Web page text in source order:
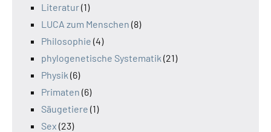
Literatur(1)
LUCA zum Menschen (8)
Philosophie (4)
phylogenetische Systematik (21)
Physik (6)
Primaten (6)
Säugetiere (1)
Sex (23)